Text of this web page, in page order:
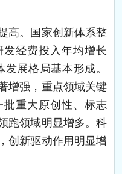
。国家创新体系整
经费投入年均增长
展格局基本形成。
增强，重点领域关键
重大原创性、标志
跑领域明显增多。科
创新驱动作用明显增